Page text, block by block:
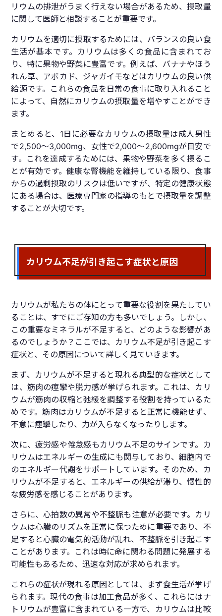
リウムの排泄がうまく行えない場合があるため、摂取量
に関して医師と相談することが重要です。
カリウムを適切に摂取するためには、バランスの良い食
生活が基本です。カリウムは多くの食品に含まれてお
り、特に果物や野菜に豊富です。例えば、バナナやほう
れん草、アボカド、ジャガイモなどはカリウムの良い供
給源です。これらの食品を日常の食事に取り入れること
によって、自然にカリウムの摂取量を増やすことができ
ます。
まとめると、1日に必要なカリウムの摂取量は成人男性
で2,500〜3,000mg、女性で2,000〜2,600mgが目安で
す。これを達成するためには、果物や野菜を多く摂るこ
とが有効です。健康な腎機能を維持している限り、食事
からの過剰摂取のリスクは低いですが、特定の健康状態
にある場合は、医療専門家の指導のもとで摂取量を調整
することが大切です。
カリウム不足が引き起こす症状と原因
カリウムが私たちの体にとって重要な役割を果たしてい
ることは、すでにご存知の方も多いでしょう。しかし、
この重要なミネラルが不足すると、どのような影響があ
るのでしょうか？ここでは、カリウム不足が引き起こす
症状と、その原因について詳しく見ていきます。
まず、カリウムが不足すると現れる典型的な症状として
は、筋肉の痙攣や脱力感が挙げられます。これは、カリ
ウムが筋肉の収縮と弛緩を調整する役割を持っているた
めです。筋肉はカリウムが不足すると正常に機能せず、
不意に痙攣したり、力が入らなくなったりします。
次に、疲労感や倦怠感もカリウム不足のサインです。カ
リウムはエネルギーの生成にも関与しており、細胞内で
のエネルギー代謝をサポートしています。そのため、カ
リウムが不足すると、エネルギーの供給が滞り、慢性的
な疲労感を感じることがあります。
さらに、心拍数の異常や不整脈も注意が必要です。カリ
ウムは心臓のリズムを正常に保つために重要であり、不
足すると心臓の電気的活動が乱れ、不整脈を引き起こす
ことがあります。これは時に命に関わる問題に発展する
可能性もあるため、迅速な対応が求められます。
これらの症状が現れる原因としては、まず食生活が挙げ
られます。現代の食事は加工食品が多く、これらにはナ
トリウムが豊富に含まれている一方で、カリウムは比較